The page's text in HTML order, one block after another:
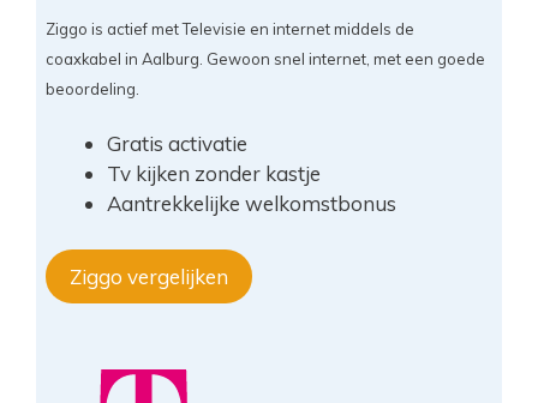
Ziggo is actief met Televisie en internet middels de
coaxkabel in Aalburg. Gewoon snel internet, met een goede
beoordeling.
Gratis activatie
Tv kijken zonder kastje
Aantrekkelijke welkomstbonus
Ziggo vergelijken